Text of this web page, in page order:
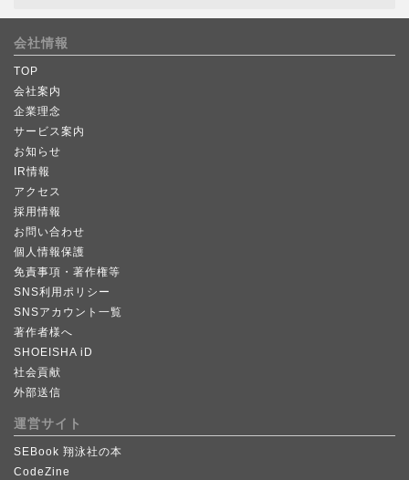
会社情報
TOP
会社案内
企業理念
サービス案内
お知らせ
IR情報
アクセス
採用情報
お問い合わせ
個人情報保護
免責事項・著作権等
SNS利用ポリシー
SNSアカウント一覧
著作者様へ
SHOEISHA iD
社会貢献
外部送信
運営サイト
SEBook 翔泳社の本
CodeZine